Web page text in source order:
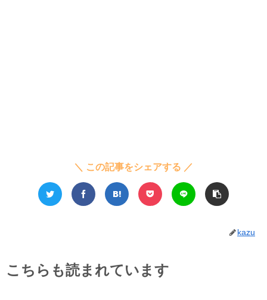
＼ この記事をシェアする ／
kazu
こちらも読まれています